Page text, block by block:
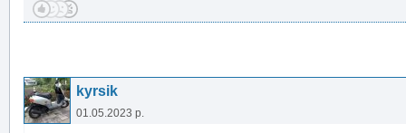
kyrsik
01.05.2023 р.